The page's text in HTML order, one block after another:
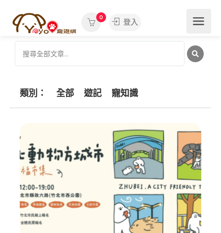
0
登入
類別： 全部 遊記 寵知識